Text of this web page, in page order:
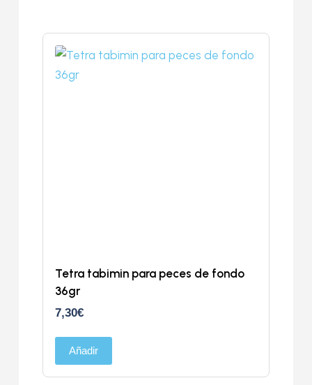
Tetra tabimin para peces de fondo
36gr
7,30€
Añadir